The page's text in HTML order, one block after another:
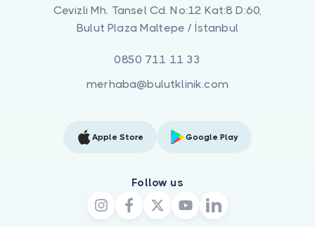
Cevizli Mh. Tansel Cd. No:12 Kat:8 D:60,
Bulut Plaza Maltepe / İstanbul
0850 711 11 33
merhaba@bulutklinik.com
Apple Store Google Play
Follow us